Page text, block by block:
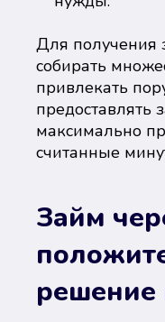
Для получения
собирать
привлекать
предоставлять
максимально
считанные
Займ
решение